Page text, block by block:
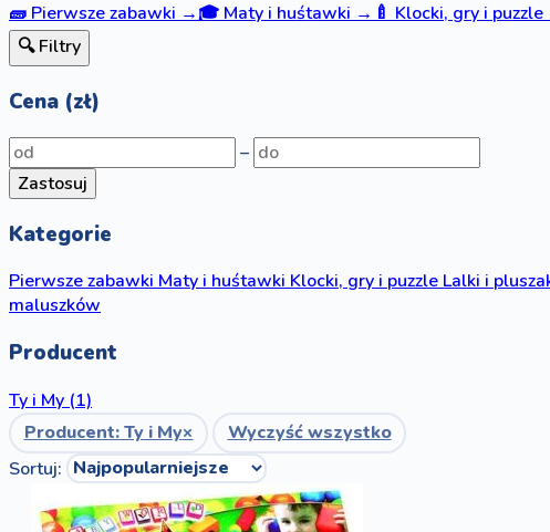
🧱Pierwsze zabawki→🎓Maty i huśtawki→🍼Klocki, gry i puzzle
🔍 Filtry
Cena (zł)
–
Zastosuj
Kategorie
Pierwsze zabawki Maty i huśtawki Klocki, gry i puzzle Lalki i
maluszków
Producent
Ty i My (1)
Producent: Ty i My×
Wyczyść wszystko
Sortuj: